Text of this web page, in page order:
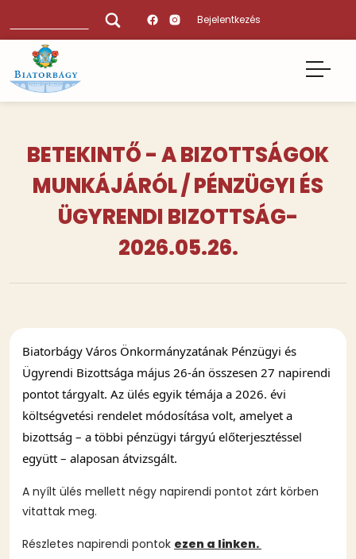
tartalomra
Bejelentkezés
BETEKINTŐ - A BIZOTTSÁGOK
MUNKÁJÁRÓL / PÉNZÜGYI ÉS
ÜGYRENDI BIZOTTSÁG-
2026.05.26.
Biatorbágy Város Önkormányzatának Pénzügyi és
Ügyrendi Bizottsága május 26-án összesen 27 napirendi
pontot tárgyalt. Az ülés egyik témája a 2026. évi
költségvetési rendelet módosítása volt, amelyet a
bizottság – a többi pénzügyi tárgyú előterjesztéssel
együtt – alaposan átvizsgált.
A nyílt ülés mellett négy napirendi pontot zárt körben
vitattak meg.
Részletes napirendi pontok ezen a linken.